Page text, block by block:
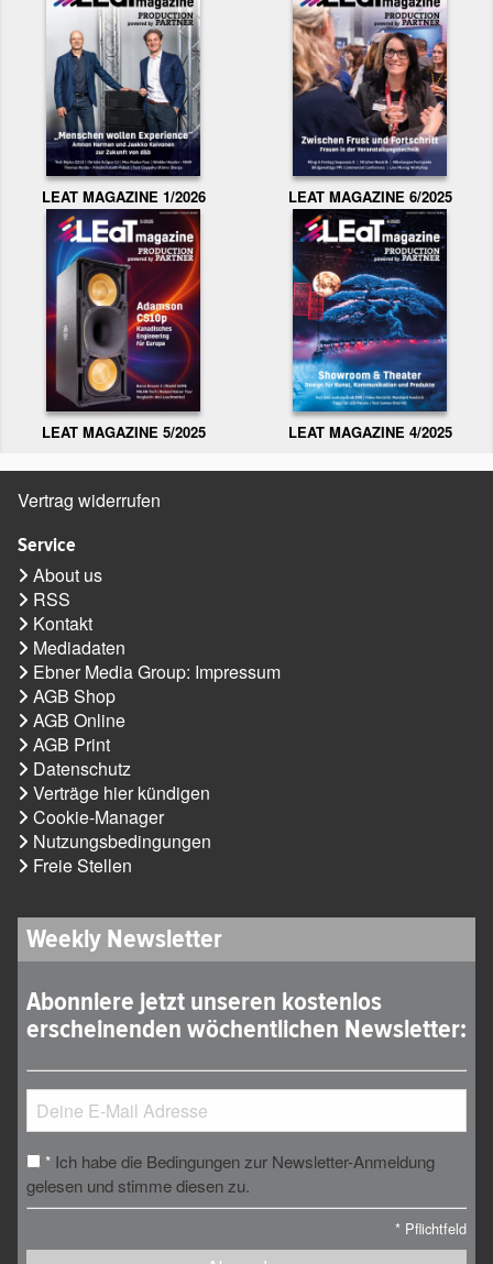
LEAT MAGAZINE 1/2026 LEAT MAGAZINE 6/2025
LEAT MAGAZINE 5/2025 LEAT MAGAZINE 4/2025
Vertrag widerrufen
Service
About us
RSS
Kontakt
Mediadaten
Ebner Media Group: Impressum
AGB Shop
AGB Online
AGB Print
Datenschutz
Verträge hier kündigen
Cookie-Manager
Nutzungsbedingungen
Freie Stellen
Weekly Newsletter
Abonniere jetzt unseren kostenlos
erscheinenden wöchentlichen Newsletter:
* Ich habe die Bedingungen zur Newsletter-Anmeldung
gelesen und stimme diesen zu.
* Pflichtfeld